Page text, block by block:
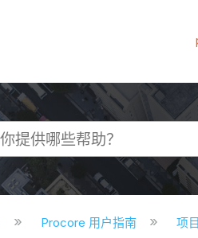
Procore 用户指南 项